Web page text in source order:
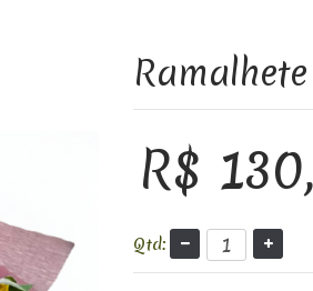
R$
Qtd: